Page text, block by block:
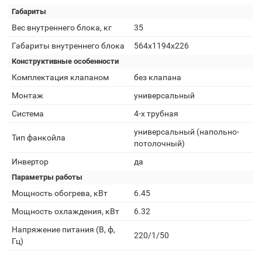
Габариты
Вес внутреннего блока, кг
35
Габариты внутреннего блока
564x1194x226
Конструктивные особенности
Комплектация клапаном
без клапана
Монтаж
универсальный
Система
4-х трубная
Тип фанкойла
универсальный (напольно-
потолочный)
Инвертор
да
Параметры работы
Мощность обогрева, кВт
6.45
Мощность охлаждения, кВт
6.32
Напряжение питания (В, ф,
Гц)
220/1/50